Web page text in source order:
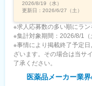
2026/8/19（水）
更新日： 2026/6/27（土）
※求人応募数の多い順にラン
※集計対象期間：2026/8/1（
※事情により掲載終了予定
ざいます。その場合は当サ
了承ください。
医薬品メーカー業界